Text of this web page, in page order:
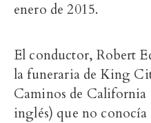
enero de 2015.
El conductor, Robert
la funeraria de King
Caminos de California
inglés) que no